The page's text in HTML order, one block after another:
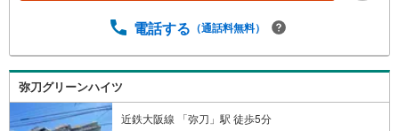
チームあり！3.たくさんの銀行と繋がりがあるため、最も
要になったお家のリフォームも弊社のリフォームプランナ
ーがご提案！5.定期的にご連絡を繋ぎ、有事の際に迅速に
サポートいたします弊社は専門家同士が連携をとっている
ため、より多くの知見がございます。お気軽にお問合せく
電話する （通話料無料）
弥刀グリーンハイツ
近鉄大阪線 「弥刀」駅 徒歩5分